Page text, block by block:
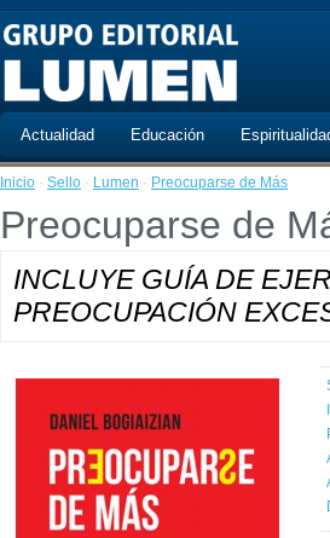
Actualidad Educación
Inicio · Sello · Lumen · Preocuparse de Más
Preocuparse de
INCLUYE GUÍA DE
PREOCUPACIÓN